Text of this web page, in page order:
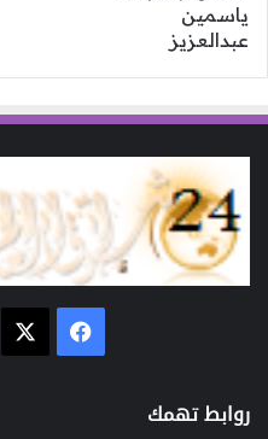
فيسبوك
روابط تهمك